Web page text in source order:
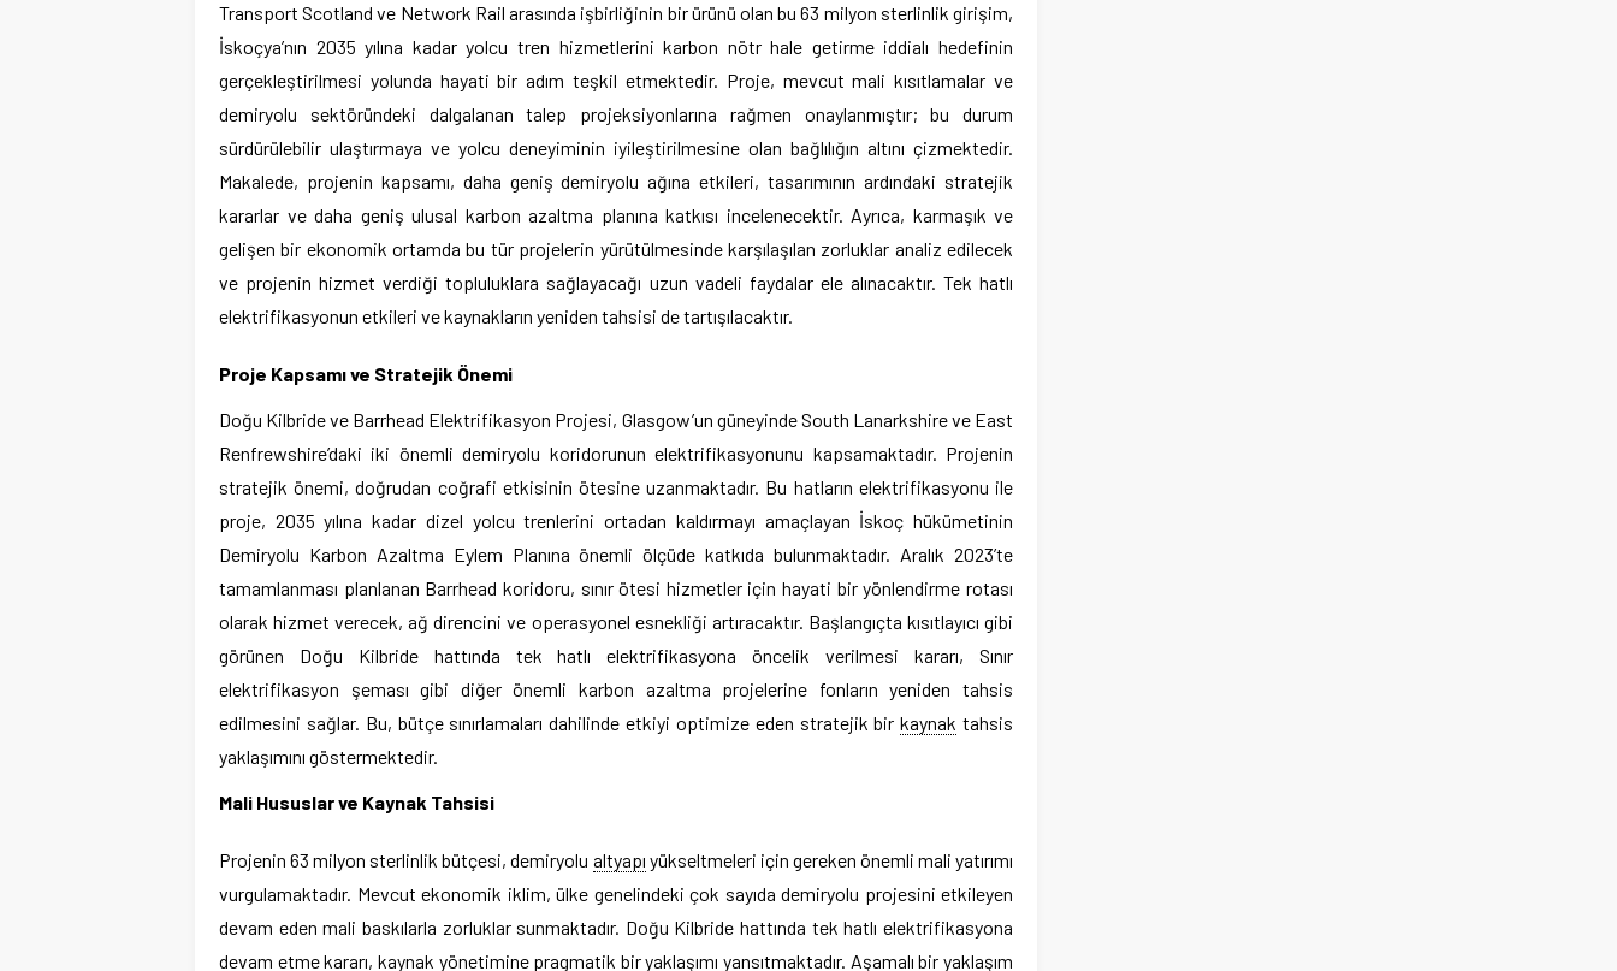
Transport Scotland ve Network Rail arasında işbirliğinin bir ürünü olan bu 63 milyon sterlinlik girişim,
İskoçya’nın 2035 yılına kadar yolcu tren hizmetlerini karbon nötr hale getirme iddialı hedefinin
gerçekleştirilmesi yolunda hayati bir adım teşkil etmektedir. Proje, mevcut mali kısıtlamalar ve
demiryolu sektöründeki dalgalanan talep projeksiyonlarına rağmen onaylanmıştır; bu durum
sürdürülebilir ulaştırmaya ve yolcu deneyiminin iyileştirilmesine olan bağlılığın altını çizmektedir.
Makalede, projenin kapsamı, daha geniş demiryolu ağına etkileri, tasarımının ardındaki stratejik
kararlar ve daha geniş ulusal karbon azaltma planına katkısı incelenecektir. Ayrıca, karmaşık ve
gelişen bir ekonomik ortamda bu tür projelerin yürütülmesinde karşılaşılan zorluklar analiz edilecek
ve projenin hizmet verdiği topluluklara sağlayacağı uzun vadeli faydalar ele alınacaktır. Tek hatlı
elektrifikasyonun etkileri ve kaynakların yeniden tahsisi de tartışılacaktır.
Proje Kapsamı ve Stratejik Önemi
Doğu Kilbride ve Barrhead Elektrifikasyon Projesi, Glasgow’un güneyinde South Lanarkshire ve East
Renfrewshire’daki iki önemli demiryolu koridorunun elektrifikasyonunu kapsamaktadır. Projenin
stratejik önemi, doğrudan coğrafi etkisinin ötesine uzanmaktadır. Bu hatların elektrifikasyonu ile
proje, 2035 yılına kadar dizel yolcu trenlerini ortadan kaldırmayı amaçlayan İskoç hükümetinin
Demiryolu Karbon Azaltma Eylem Planına önemli ölçüde katkıda bulunmaktadır. Aralık 2023’te
tamamlanması planlanan Barrhead koridoru, sınır ötesi hizmetler için hayati bir yönlendirme rotası
olarak hizmet verecek, ağ direncini ve operasyonel esnekliği artıracaktır. Başlangıçta kısıtlayıcı gibi
görünen Doğu Kilbride hattında tek hatlı elektrifikasyona öncelik verilmesi kararı, Sınır
elektrifikasyon şeması gibi diğer önemli karbon azaltma projelerine fonların yeniden tahsis
edilmesini sağlar. Bu, bütçe sınırlamaları dahilinde etkiyi optimize eden stratejik birkaynak tahsis
yaklaşımını göstermektedir.
Mali Hususlar ve Kaynak Tahsisi
Projenin 63 milyon sterlinlik bütçesi, demiryolu altyapı yükseltmeleri için gereken önemli mali yatırımı
vurgulamaktadır. Mevcut ekonomik iklim, ülke genelindeki çok sayıda demiryolu projesini etkileyen
devam eden mali baskılarla zorluklar sunmaktadır. Doğu Kilbride hattında tek hatlı elektrifikasyona
devam etme kararı, kaynak yönetimine pragmatik bir yaklaşımı yansıtmaktadır. Aşamalı bir yaklaşım